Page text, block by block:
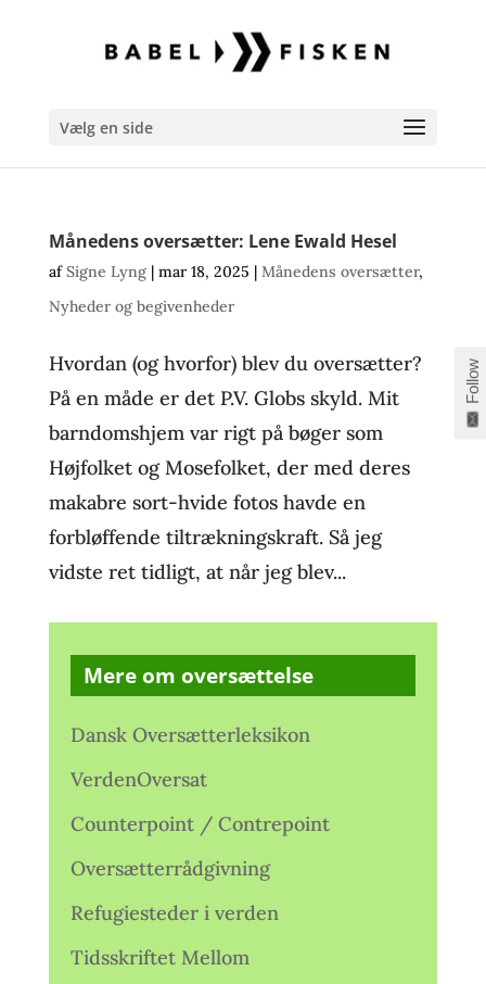
Vælg en side
Månedens oversætter: Lene Ewald Hesel
afSigne Lyng| mar 18, 2025 | Månedens oversætter,
Nyheder og begivenheder
Hvordan (og hvorfor) blev du oversætter?
På en måde er det P.V. Globs skyld. Mit
barndomshjem var rigt på bøger som
Højfolket og Mosefolket, der med deres
makabre sort-hvide fotos havde en
forbløffende tiltrækningskraft. Så jeg
vidste ret tidligt, at når jeg blev...
Mere om oversættelse
Dansk Oversætterleksikon
VerdenOversat
Counterpoint / Contrepoint
Oversætterrådgivning
Refugiesteder i verden
Tidsskriftet Mellom
Follow